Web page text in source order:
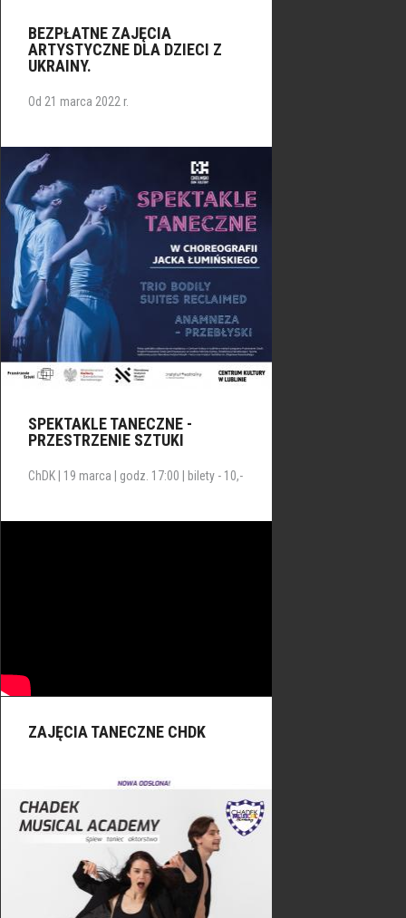
BEZPŁATNE ZAJĘCIA
ARTYSTYCZNE DLA DZIECI Z
UKRAINY.
Od 21 marca 2022 r.
SPEKTAKLE TANECZNE -
PRZESTRZENIE SZTUKI
ChDK | 19 marca | godz. 17:00 | bilety - 10,-
ZAJĘCIA TANECZNE CHDK